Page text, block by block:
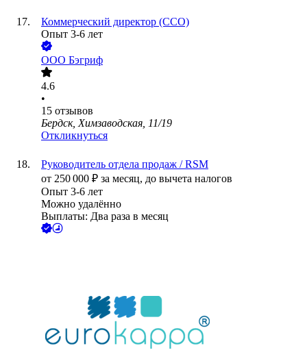
Коммерческий директор (ССО)
Опыт 3-6 лет
ООО Бэгриф
4.6
•
15 отзывов
Бердск, Химзаводская, 11/19
Откликнуться
Руководитель отдела продаж / RSM
от 250 000 ₽ за месяц, до вычета налогов
Опыт 3-6 лет
Можно удалённо
Выплаты: Два раза в месяц